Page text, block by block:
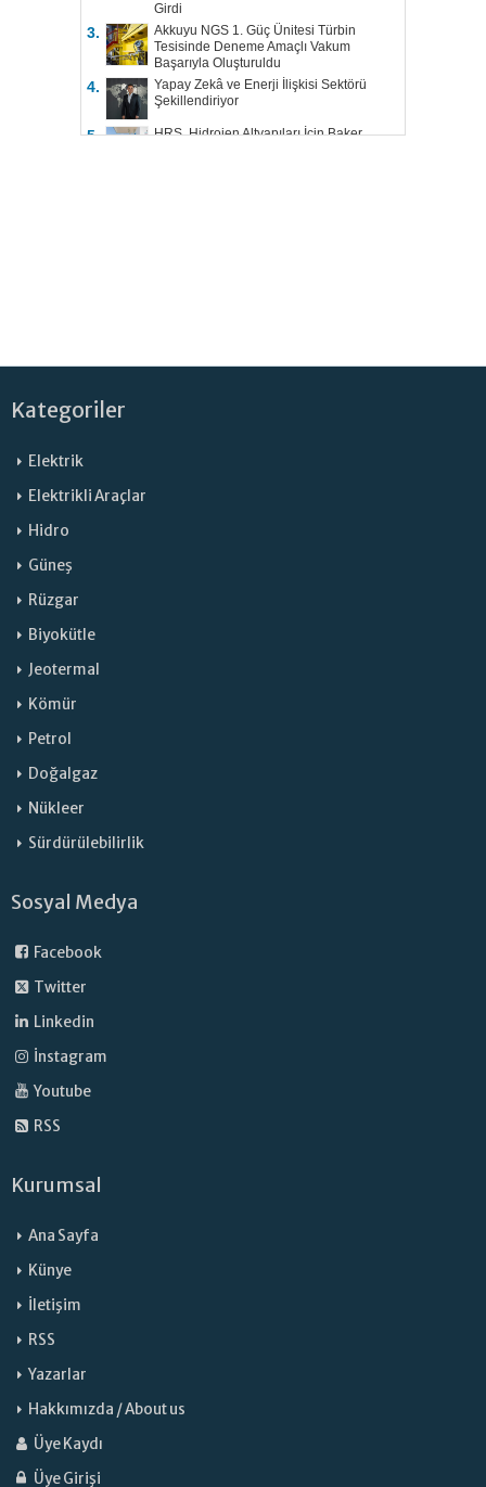
Girdi
3.
Akkuyu NGS 1. Güç Ünitesi Türbin
Tesisinde Deneme Amaçlı Vakum
Başarıyla Oluşturuldu
4.
Yapay Zekâ ve Enerji İlişkisi Sektörü
Şekillendiriyor
5.
HRS, Hidrojen Altyapıları İçin Baker
Kategoriler
Elektrik
Elektrikli Araçlar
Hidro
Güneş
Rüzgar
Biyokütle
Jeotermal
Kömür
Petrol
Doğalgaz
Nükleer
Sürdürülebilirlik
Sosyal Medya
Facebook
Twitter
Linkedin
İnstagram
Youtube
RSS
Kurumsal
Ana Sayfa
Künye
İletişim
RSS
Yazarlar
Hakkımızda / About us
Üye Kaydı
Üye Girişi